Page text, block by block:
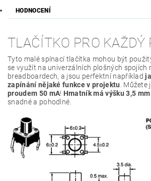
HODNOCENÍ
TLAČÍTKO PRO KAŽDÝ
Tyto malé spínací tlačítka mohou být
se využít na univerzálních plošných spojích
breadboardech, a jsou perfektní například
zapínání nějaké funkce v projektu. Můžete
proudem 50 mA! Hmatník má výšku 3,5 mm
snadné a pohodlné.